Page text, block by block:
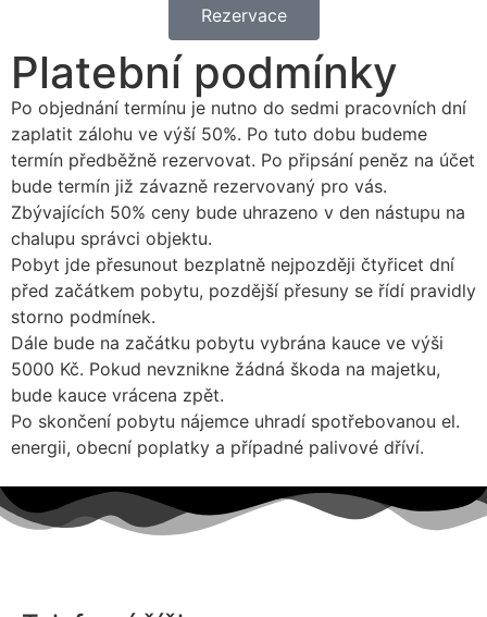
Rezervace
Platební podmínky
Po objednání termínu je nutno do sedmi pracovních dní
zaplatit zálohu ve výší 50%. Po tuto dobu budeme
termín předběžně rezervovat. Po připsání peněz na účet
bude termín již závazně rezervovaný pro vás.
Zbývajících 50% ceny bude uhrazeno v den nástupu na
chalupu správci objektu.
Pobyt jde přesunout bezplatně nejpozději čtyřicet dní
před začátkem pobytu, pozdější přesuny se řídí pravidly
storno podmínek.
Dále bude na začátku pobytu vybrána kauce ve výši
5000 Kč. Pokud nevznikne žádná škoda na majetku,
bude kauce vrácena zpět.
Po skončení pobytu nájemce uhradí spotřebovanou el.
energii, obecní poplatky a případné palivové dříví.